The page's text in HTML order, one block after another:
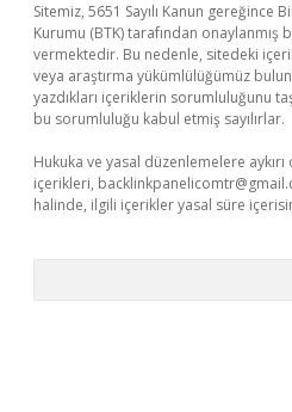
Sitemiz, 5651 Sayılı Kanun gereğince
Kurumu (BTK) tarafından onaylanmış
vermektedir. Bu nedenle, sitedeki
veya araştırma yükümlülüğümüz
yazdıkları içeriklerin sorumluluğunu
bu sorumluluğu kabul etmiş sayılırlar.
Hukuka ve yasal düzenlemelere
içerikleri,
halinde, ilgili içerikler yasal süre